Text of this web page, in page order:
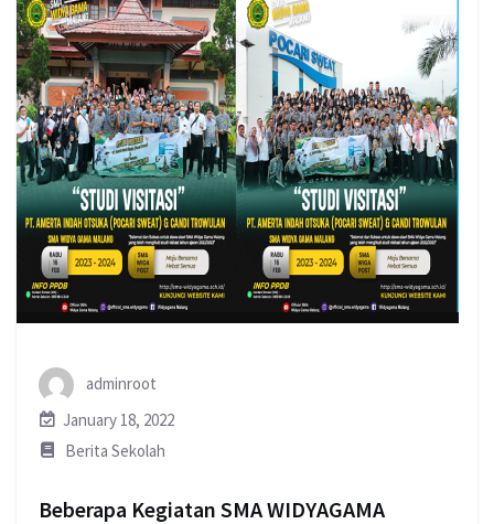
adminroot
January 18, 2022
Berita Sekolah
Beberapa Kegiatan SMA WIDYAGAMA